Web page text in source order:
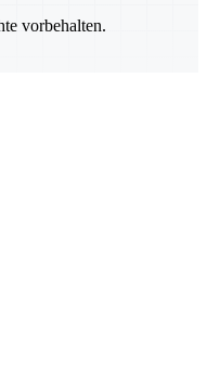
vorbehalten.